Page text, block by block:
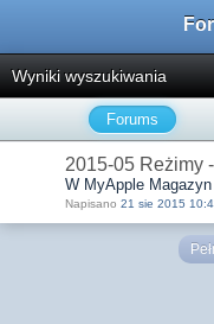
Wyniki wyszukiwania
Forums
2015-05 Reżimy
W MyApple Magazyn
Napisano 21 sie 2015